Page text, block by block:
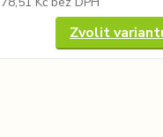
Zvolit